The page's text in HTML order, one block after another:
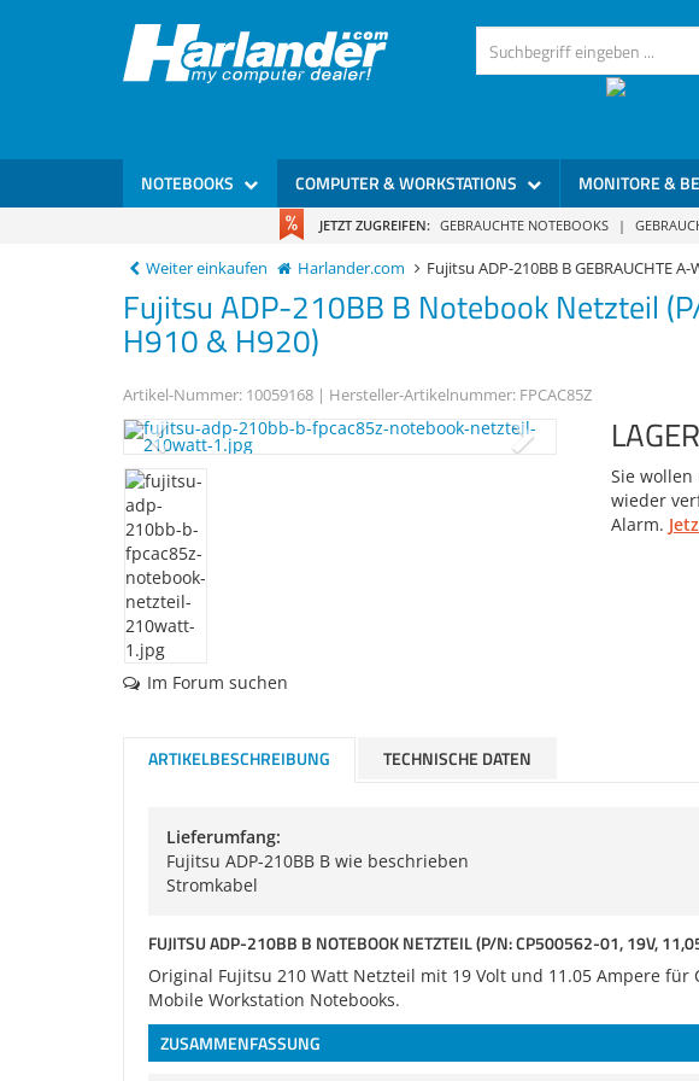
NOTEBOOKS COMPUTER & WORKSTATIONS MONITORE &
JETZT ZUGREIFEN: GEBRAUCHTE NOTEBOOKS |
Weiter einkaufen Harlander.com Fujitsu ADP-210BB B GEBRAUCHTE A-
Fujitsu ADP-210BB B Notebook Netzteil
H910 & H920)
Artikel-Nummer: 10059168 | Hersteller-Artikelnummer: FPCAC85Z
Im Forum suchen
Sie
wieder
Alarm.
ARTIKELBESCHREIBUNG TECHNISCHE DATEN
Lieferumfang:
Fujitsu ADP-210BB B wie beschrieben
Stromkabel
FUJITSU ADP-210BB B NOTEBOOK NETZTEIL (P/N: CP500562-01, 19V,
Original Fujitsu 210 Watt Netzteil mit 19 Volt und 11.05 Ampere für
Mobile Workstation Notebooks.
ZUSAMMENFASSUNG